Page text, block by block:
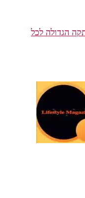
הגדולה לכל